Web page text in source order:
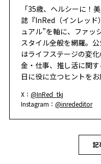
「35歳、ヘルシーに！
誌『InRed（インレッド
ュアル”を軸に、ファッ
スタイル全般を網羅。
はライフステージの変
金・仕事、推し活に関
日に役に立つヒントをお
X：@InRed_tkj
Instagram：@inrededitor
記